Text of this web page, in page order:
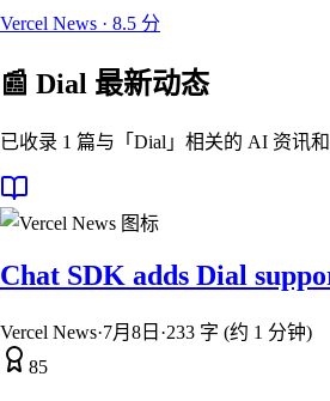
Vercel News · 8.5 分
📰 Dial 最新动态
已收录 1 篇与「Dial」相关的 AI 资讯和
Chat SDK adds Dial
Vercel News·7月8日 ·233 字 (约 1 分钟)
85